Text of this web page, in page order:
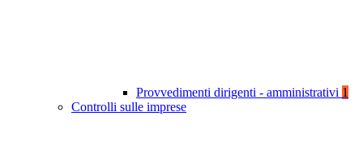
Provvedimenti dirigenti - amministrativi 1
Controlli sulle imprese